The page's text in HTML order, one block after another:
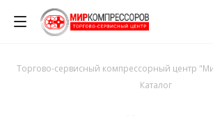
Торгово-сервисный компрессорный центр
Каталог